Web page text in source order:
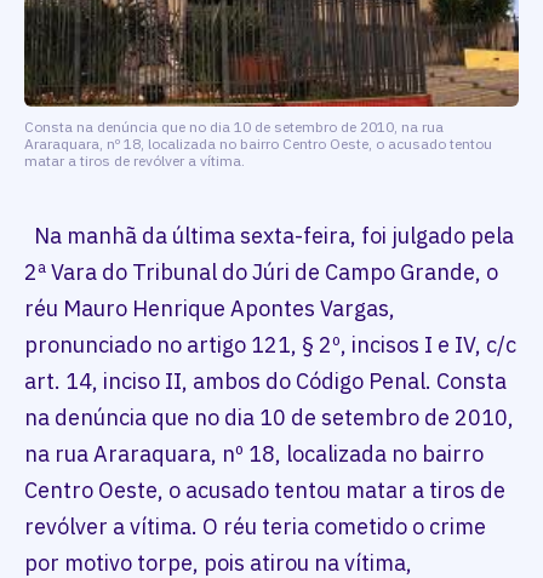
Consta na denúncia que no dia 10 de setembro de 2010, na rua
Araraquara, nº 18, localizada no bairro Centro Oeste, o acusado tentou
matar a tiros de revólver a vítima.
Na manhã da última sexta-feira, foi julgado pela
2ª Vara do Tribunal do Júri de Campo Grande, o
réu Mauro Henrique Apontes Vargas,
pronunciado no artigo 121, § 2º, incisos I e IV, c/c
art. 14, inciso II, ambos do Código Penal. Consta
na denúncia que no dia 10 de setembro de 2010,
na rua Araraquara, nº 18, localizada no bairro
Centro Oeste, o acusado tentou matar a tiros de
revólver a vítima. O réu teria cometido o crime
por motivo torpe, pois atirou na vítima,